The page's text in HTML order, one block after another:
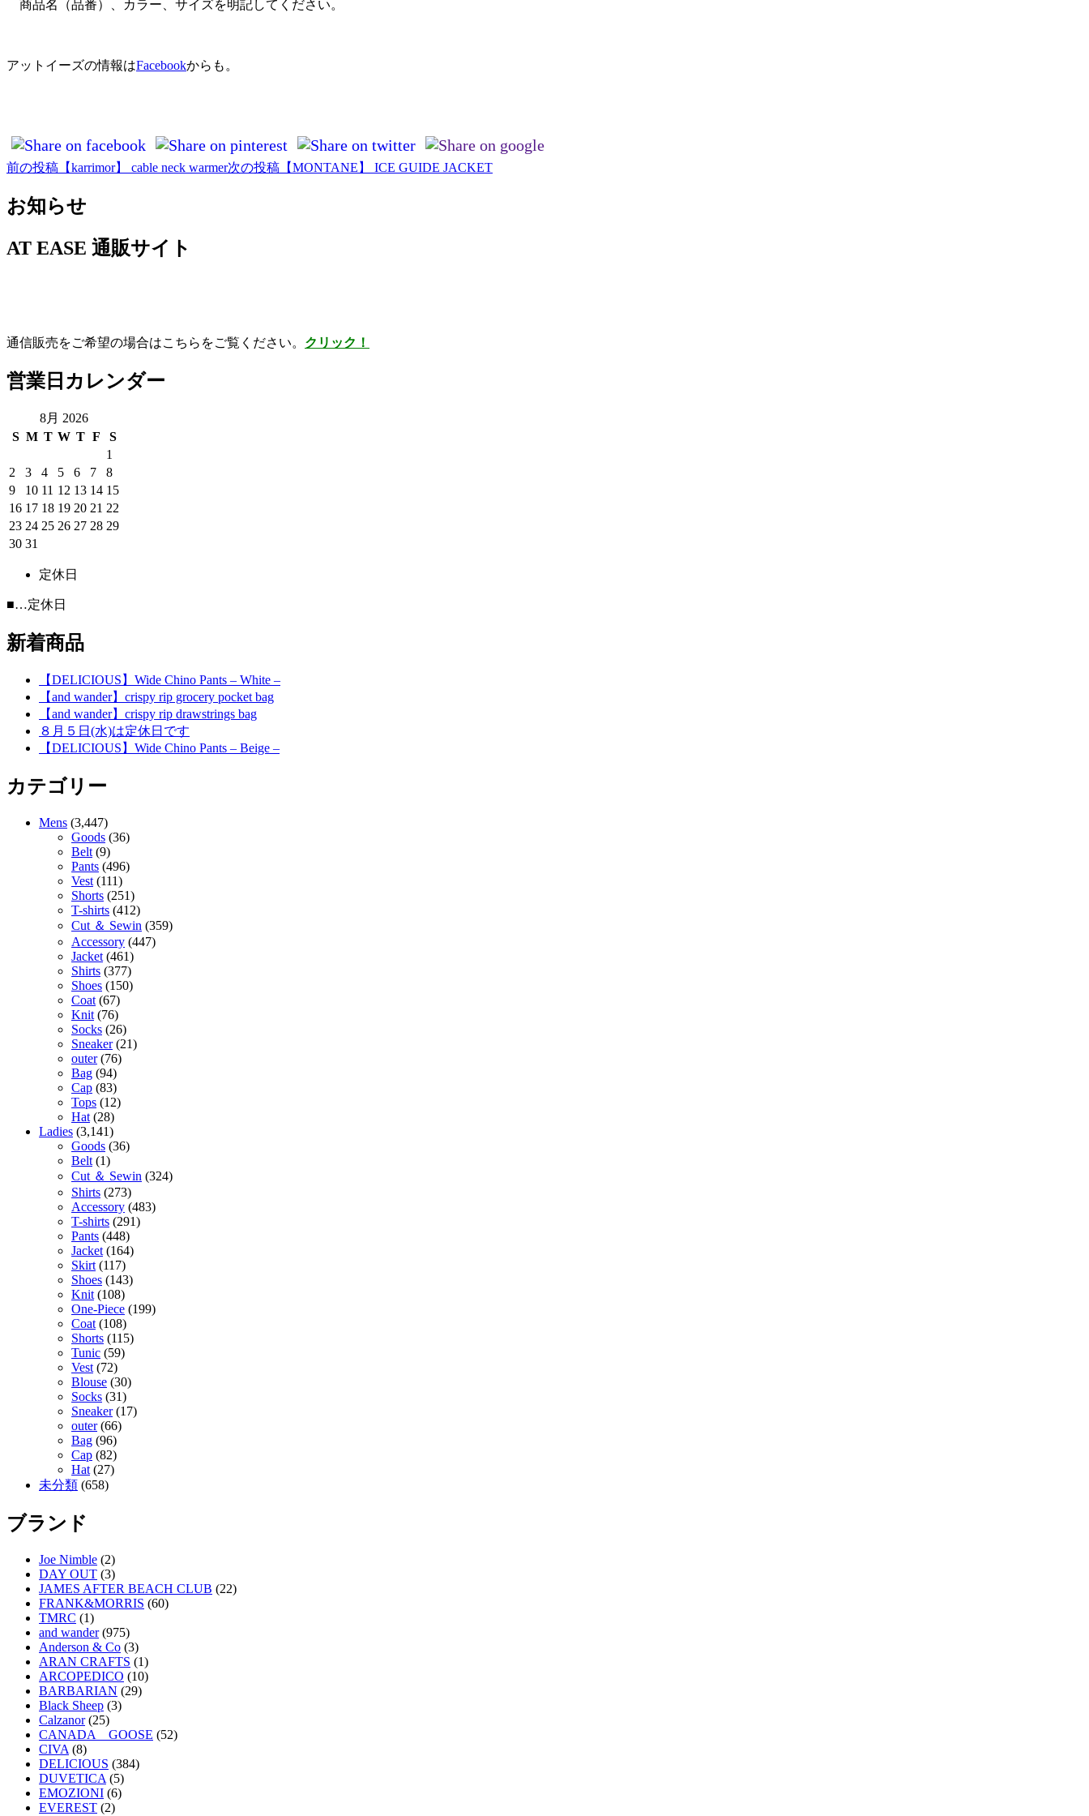
商品名（品番）、カラー、サイズを明記してください。
アットイーズの情報はFacebookからも。
投
稿
ビ
ョ
ン
前の投稿 【karrimor】 cable neck warmer次の投稿 【MONTANE】 ICE GUIDE JACKET
お知らせ
AT EASE 通販サイト
通信販売をご希望の場合はこちらをご覧ください。 クリック！
営業日カレンダー
8月 2026
S M T W T F
S
1
2
3 4 5 6 7
8
9
10 11 12 13 14 15
16 17 18 19 20 21 22
23 24 25 26 27 28 29
30 31
定休日
■…定休日
新着商品
【DELICIOUS】Wide Chino Pants – White –
【and wander】crispy rip grocery pocket bag
【and wander】crispy rip drawstrings bag
８月５日(水)は定休日です
【DELICIOUS】Wide Chino Pants – Beige –
カテゴリー
Mens (3,447)
Goods (36)
Belt (9)
Pants (496)
Vest (111)
Shorts (251)
T-shirts (412)
Cut ＆ Sewin (359)
Accessory (447)
Jacket (461)
Shirts (377)
Shoes (150)
Coat (67)
Knit (76)
Socks (26)
Sneaker(21)
outer(76)
Bag (94)
Cap (83)
Tops (12)
Hat (28)
Ladies (3,141)
Goods (36)
Belt (1)
Cut ＆ Sewin (324)
Shirts (273)
Accessory (483)
T-shirts (291)
Pants (448)
Jacket (164)
Skirt (117)
Shoes (143)
Knit (108)
One-Piece (199)
Coat (108)
Shorts (115)
Tunic (59)
Vest (72)
Blouse (30)
Socks (31)
Sneaker(17)
outer(66)
Bag (96)
Cap (82)
Hat (27)
未分類 (658)
ブランド
Joe Nimble (2)
DAY OUT (3)
JAMES AFTER BEACH CLUB (22)
FRANK&MORRIS (60)
TMRC (1)
and wander(975)
Anderson & Co (3)
ARAN CRAFTS (1)
ARCOPEDICO (10)
BARBARIAN (29)
Black Sheep (3)
Calzanor(25)
CANADA GOOSE (52)
CIVA (8)
DELICIOUS (384)
DUVETICA (5)
EMOZIONI (6)
EVEREST (2)